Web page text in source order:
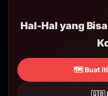
Hal-Hal yang
🗺️ Buat
🇬🇧